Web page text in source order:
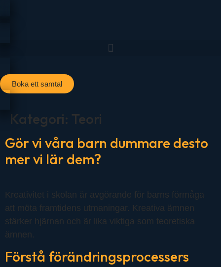
Boka ett samtal
Kategori: Teori
Gör vi våra barn dummare desto
mer vi lär dem?
Kreativitet i skolan är avgörande för barns förmåga
att möta framtidens utmaningar. Kreativa ämnen
stärker hjärnan och är lika viktiga som teoretiska
ämnen.
Förstå förändringsprocessers